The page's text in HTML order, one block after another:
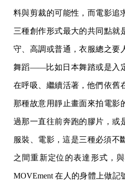
料與剪裁的可能性，而電影追
三種創作形式最大的共同點就
守、高調或普通，衣服總之要
舞蹈——比如日本舞踏或是入
在呼吸、繼續活著，他們依舊
那種故意用靜止畫面來拍電影
過那一直往前奔跑的膠片，或
服裝、電影，這是三種必須不
之間重新定位的表達形式，
MOVEment 在人的身體上做記